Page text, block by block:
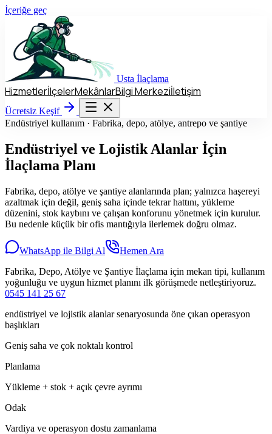
İçeriğe geç
Usta İlaçlama
HizmetlerİlçelerMekânlarBilgi Merkeziİletişim
Ücretsiz Keşif
Hizmetler İlçeler Mekânlar Bilgi Merkezi
Ücretsiz Keşif
Endüstriyel kullanım · Fabrika, depo, atölye, antrepo ve şantiye
Endüstriyel ve Lojistik Alanlar İçin
İlaçlama Planı
Fabrika, depo, atölye ve şantiye alanlarında plan; yalnızca haşereyi
azaltmak için değil, geniş saha içinde tekrar hattını, yükleme
düzenini, stok kaybını ve çalışan konforunu yönetmek için kurulur.
Bu nedenle küçük bir ofis mantığıyla ilerlemek doğru olmaz.
WhatsApp ile Bilgi Al
Hemen Ara
Fabrika, Depo, Atölye ve Şantiye İlaçlama için mekan tipi, kullanım
yoğunluğu ve uygun hizmet planını ilk görüşmede netleştiriyoruz.
0545 141 25 67
endüstriyel ve lojistik alanlar senaryosunda öne çıkan operasyon
başlıkları
Geniş saha ve çok noktalı kontrol
Planlama
Yükleme + stok + açık çevre ayrımı
Odak
Vardiya ve operasyon dostu zamanlama